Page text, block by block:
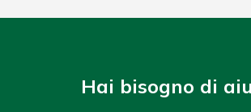
Hai bisogno di